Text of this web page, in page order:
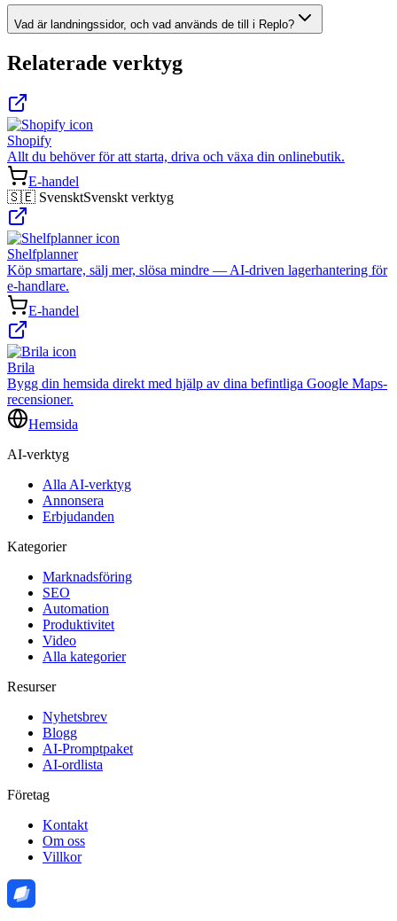
Vad är landningssidor, och vad används de till i Replo?
Relaterade verktyg
Shopify
Allt du behöver för att starta, driva och växa din onlinebutik.
E-handel
🇸🇪 SvensktSvenskt verktyg
Shelfplanner
Köp smartare, sälj mer, slösa mindre — AI-driven lagerhantering för
e-handlare.
E-handel
Brila
Bygg din hemsida direkt med hjälp av dina befintliga Google Maps-
recensioner.
Hemsida
AI-verktyg
Alla AI-verktyg
Annonsera
Erbjudanden
Kategorier
Marknadsföring
SEO
Automation
Produktivitet
Video
Alla kategorier
Resurser
Nyhetsbrev
Blogg
AI-Promptpaket
AI-ordlista
Företag
Kontakt
Om oss
Villkor